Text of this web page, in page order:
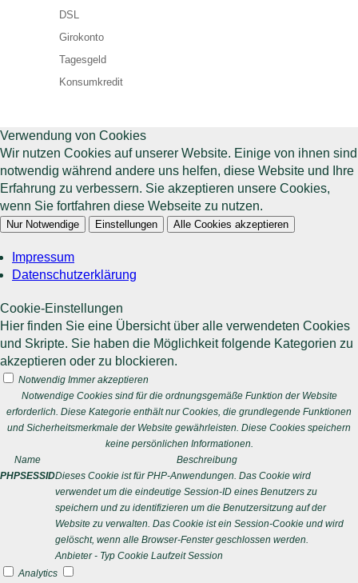
DSL
Girokonto
Tagesgeld
Konsumkredit
Verwendung von Cookies
Wir nutzen Cookies auf unserer Website. Einige von ihnen sind
notwendig während andere uns helfen, diese Website und Ihre
Erfahrung zu verbessern. Sie akzeptieren unsere Cookies,
wenn Sie fortfahren diese Webseite zu nutzen.
Nur Notwendige Einstellungen Alle Cookies akzeptieren
Impressum
Datenschutzerklärung
Cookie-Einstellungen
Hier finden Sie eine Übersicht über alle verwendeten Cookies
und Skripte. Sie haben die Möglichkeit folgende Kategorien zu
akzeptieren oder zu blockieren.
Notwendig Immer akzeptieren
Notwendige Cookies sind für die ordnungsgemäße Funktion der Website
erforderlich. Diese Kategorie enthält nur Cookies, die grundlegende Funktionen
und Sicherheitsmerkmale der Website gewährleisten. Diese Cookies speichern
keine persönlichen Informationen.
Name
Beschreibung
PHPSESSIDDieses Cookie ist für PHP-Anwendungen. Das Cookie wird
verwendet um die eindeutige Session-ID eines Benutzers zu
speichern und zu identifizieren um die Benutzersitzung auf der
Website zu verwalten. Das Cookie ist ein Session-Cookie und wird
gelöscht, wenn alle Browser-Fenster geschlossen werden.
Anbieter - Typ Cookie Laufzeit Session
Analytics